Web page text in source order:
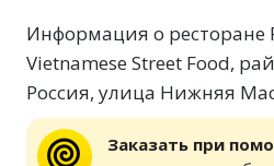
Информация о ресторане
Vietnamese Street Food,
Россия, улица Нижняя
Заказать при